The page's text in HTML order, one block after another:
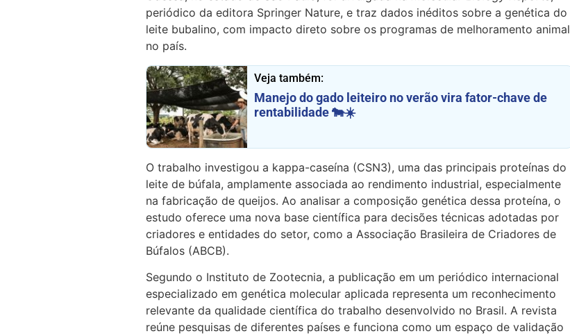
periódico da editora Springer Nature, e traz dados inéditos sobre a genética do
leite bubalino, com impacto direto sobre os programas de melhoramento animal
no país.
Veja também:
Manejo do gado leiteiro no verão vira fator-chave de
rentabilidade 🐄☀️
O trabalho investigou a kappa-caseína (CSN3), uma das principais proteínas do
leite de búfala, amplamente associada ao rendimento industrial, especialmente
na fabricação de queijos. Ao analisar a composição genética dessa proteína, o
estudo oferece uma nova base científica para decisões técnicas adotadas por
criadores e entidades do setor, como a Associação Brasileira de Criadores de
Búfalos (ABCB).
Segundo o Instituto de Zootecnia, a publicação em um periódico internacional
especializado em genética molecular aplicada representa um reconhecimento
relevante da qualidade científica do trabalho desenvolvido no Brasil. A revista
reúne pesquisas de diferentes países e funciona como um espaço de validação